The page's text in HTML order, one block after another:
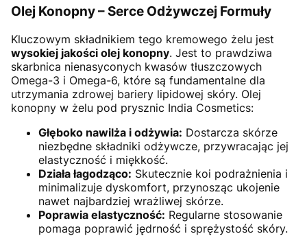
Olej Konopny – Serce Odżywczej Formuły
Kluczowym składnikiem tego kremowego żelu jest
wysokiej jakości olej konopny. Jest to prawdziwa
skarbnica nienasyconych kwasów tłuszczowych
Omega-3 i Omega-6, które są fundamentalne dla
utrzymania zdrowej bariery lipidowej skóry. Olej
konopny w żelu pod prysznic India Cosmetics:
Głęboko nawilża i odżywia: Dostarcza skórze
niezbędne składniki odżywcze, przywracając jej
elastyczność i miękkość.
Działa łagodząco: Skutecznie koi podrażnienia i
minimalizuje dyskomfort, przynosząc ukojenie
nawet najbardziej wrażliwej skórze.
Poprawia elastyczność: Regularne stosowanie
pomaga poprawić jędrność i sprężystość skóry.